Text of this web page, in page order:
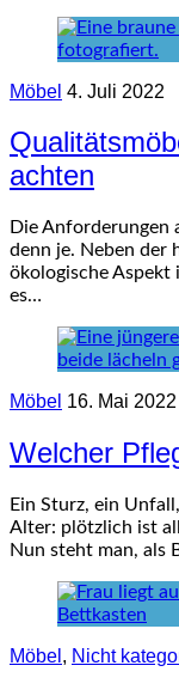
Möbel 4. Juli 2022
achten
Die Anforderungen
denn je. Neben der
ökologische Aspekt
es…
Möbel 16. Mai 2022
Welcher
Ein Sturz, ein
Alter: plötzlich ist
Nun steht man, als
Möbel , Nicht